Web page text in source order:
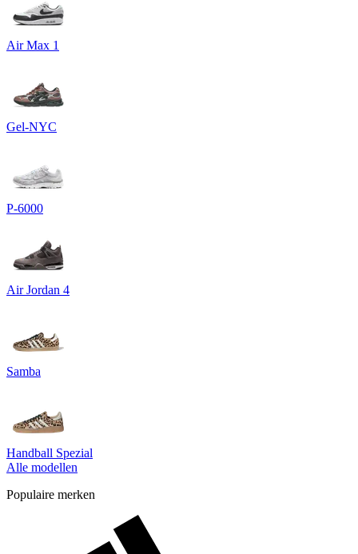
Air Max 1
Gel-NYC
P-6000
Air Jordan 4
Samba
Handball Spezial
Alle modellen
Populaire merken